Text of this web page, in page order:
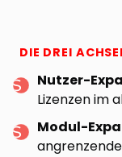
DIE DREI
Nutzer-
Lizenzen im
Modul-